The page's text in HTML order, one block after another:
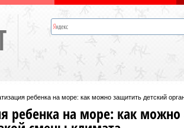
ребенка на море: как можно защитить детский
ребенка на море: как